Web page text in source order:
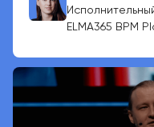
ELMA365 BPM